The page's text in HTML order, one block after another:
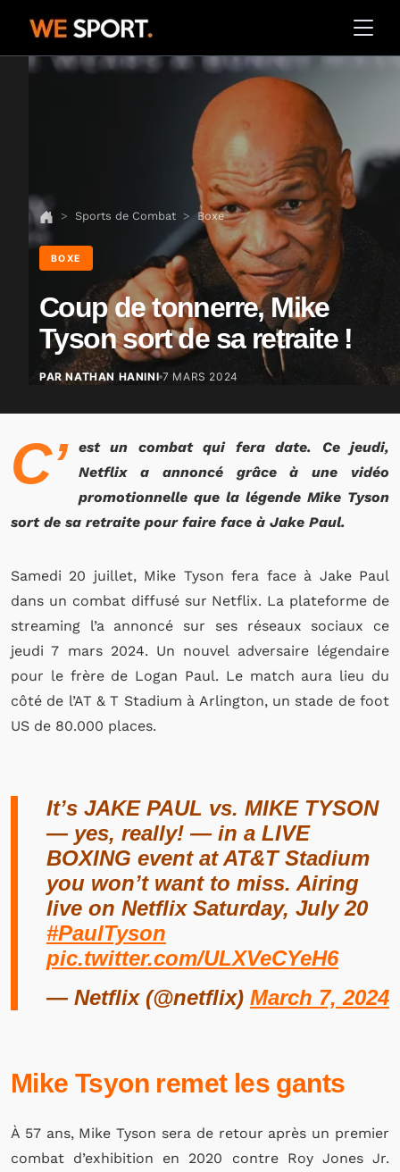
Sports de Combat Boxe
BOXE
Coup de tonnerre, Mike
Tyson sort de sa retraite !
PAR NATHAN HANINI 7 MARS 2024
C’
est un combat qui fera date. Ce jeudi,
Netflix a annoncé grâce à une vidéo
promotionnelle que la légende Mike Tyson
sort de sa retraite pour faire face à Jake Paul.
Samedi 20 juillet, Mike Tyson fera face à Jake Paul
dans un combat diffusé sur Netflix. La plateforme de
streaming l’a annoncé sur ses réseaux sociaux ce
jeudi 7 mars 2024. Un nouvel adversaire légendaire
pour le frère de Logan Paul. Le match aura lieu du
côté de l’AT & T Stadium à Arlington, un stade de foot
US de 80.000 places.
It’s JAKE PAUL vs. MIKE TYSON
— yes, really! — in a LIVE
BOXING event at AT&T Stadium
you won’t want to miss. Airing
live on Netflix Saturday, July 20
#PaulTyson
pic.twitter.com/ULXVeCYeH6
— Netflix (@netflix) March 7, 2024
Mike Tsyon remet les gants
À 57 ans, Mike Tyson sera de retour après un premier
combat d’exhibition en 2020 contre Roy Jones Jr.